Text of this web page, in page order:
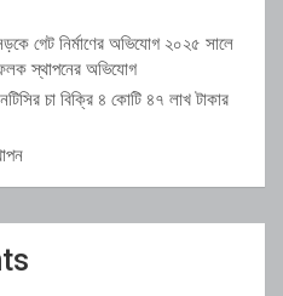
গেট নির্মাণের অভিযোগ ২০২৫ সালে
স্থাপনের অভিযোগ
চা বিক্রি ৪ কোটি ৪৭ লাখ টাকার